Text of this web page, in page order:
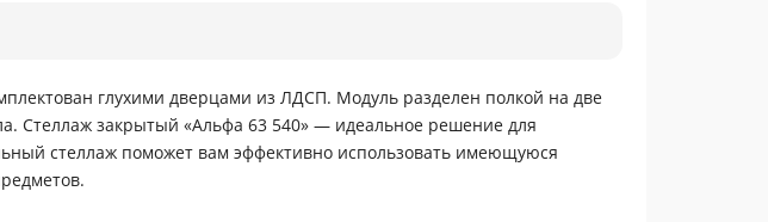
глухими дверцами из ЛДСП. Модуль разделен полкой на две
Стеллаж закрытый «Альфа 63 540» — идеальное решение для
стеллаж поможет вам эффективно использовать имеющуюся